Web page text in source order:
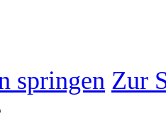
springen Zur